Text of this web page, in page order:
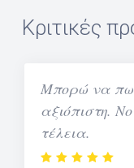
Κριτικές
Μπορώ να πω
αξιόπιστη.
τέλεια.